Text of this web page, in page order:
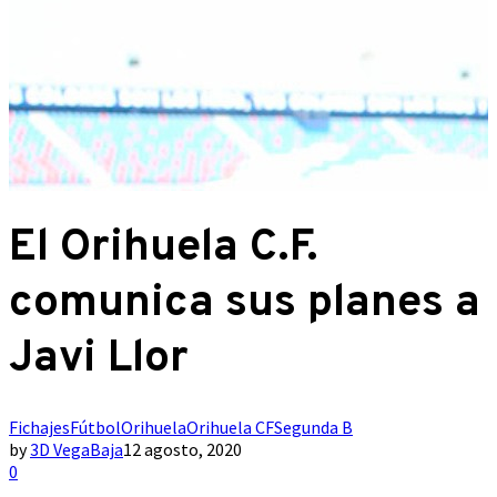
El Orihuela C.F.
comunica sus planes a
Javi Llor
FichajesFútbolOrihuelaOrihuela CFSegunda B
by3D VegaBaja12 agosto, 2020
0